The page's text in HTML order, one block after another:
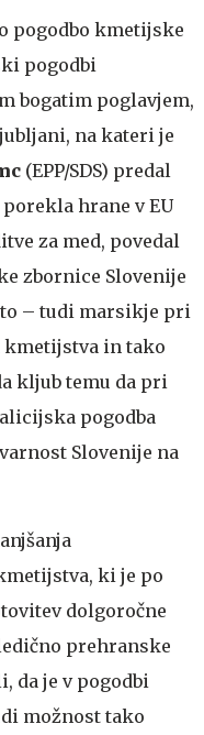
pogodbo kmetijske
pogodbi
bogatim poglavjem,
na kateri je
(EPP/SDS) predal
porekla hrane v EU
za med, povedal
zbornice Slovenije
to – tudi marsikje pri
kmetijstva in tako
kljub temu da pri
pogodba
Slovenije na
ki je po
dolgoročne
prehranske
da je v pogodbi
možnost tako